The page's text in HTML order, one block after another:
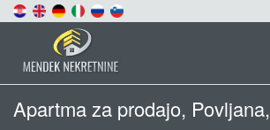
Apartma za prodajo, Povljana,